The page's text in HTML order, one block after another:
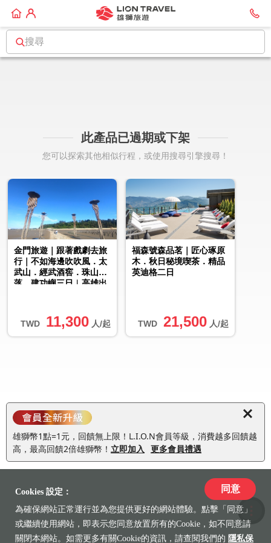
雄獅幣1點=1元，回饋無上限！L.I.O.N會員等級，消費越多回饋越
高，最高回饋2倍雄獅幣！ 立即加入 更多會員禮遇
搜尋
此產品已過期或下架
您可以探索其他相似行程，或使用搜尋引擎搜尋！
TWD 11,300 人/起
金門旅遊｜跟著戲劇去旅
行｜不如海邊吹吹風．太
武山．經武酒窖．珠山聚
落．建功嶼三日︱高雄出
TWD 21,500 人/起
福森號森品茗｜匠心琢原
木．秋日秘境喫茶．精品
英迪格二日
收藏
Cookies 設定：
為確保網站正常運行並為您提供更好的網站體驗。點擊「同意」
或繼續使用網站，即表示您同意放置所有的Cookie，如不同意請
關閉本網站。如需更多有關Cookie的資訊，請查閱我們的 隱私保
同意